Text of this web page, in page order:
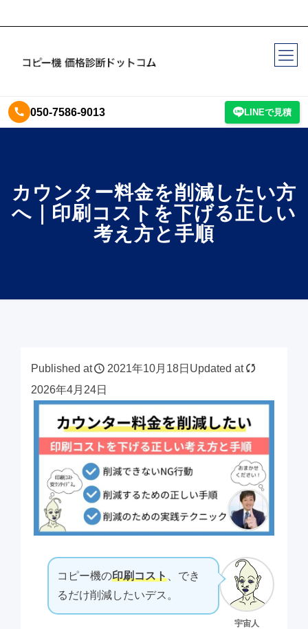
050-7586-9013 LINEで見積
カウンター料金を削減したい方
へ｜印刷コストを下げる正しい
考え方と手順
Published at 2021年10月18日 Updated at
2026年4月24日
宇宙人
コピー機の印刷コスト、でき
るだけ削減したいデス。